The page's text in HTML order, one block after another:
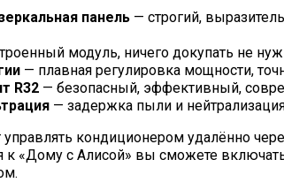
панель — строгий,
модуль, ничего докупать не
— плавная регулировка мощности,
R32 — безопасный, эффективный,
— задержка пыли и
управлять кондиционером удалённо
«Дому с Алисой» вы сможете